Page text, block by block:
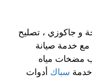
و جاكوزي ، تصليح
خدمة صيانة
مضخات مياه
سباك أدوات